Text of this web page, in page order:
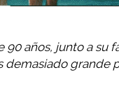
90 años, junto a
demasiado grande